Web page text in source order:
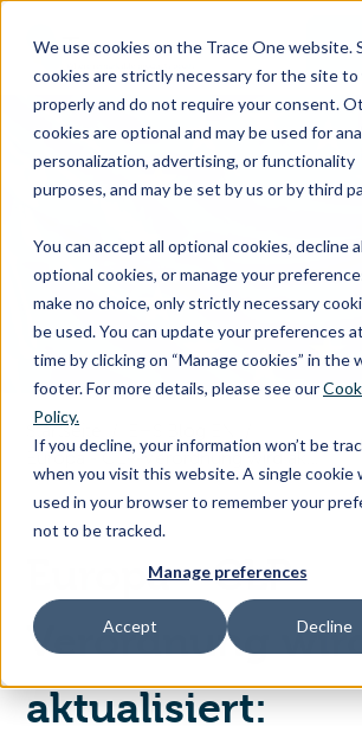
We use cookies on the Trace One website.
cookies are strictly necessary for the site to
properly and do not require your consent.
cookies are optional and may be used for
personalization, advertising, or functionality
purposes, and may be set by us or by third
You can accept all optional cookies, decline
optional cookies, or manage your
make no choice, only strictly necessary
be used. You can update your preferences
time by clicking on “Manage cookies” in the
footer. For more details, please see our
Policy.
If you decline, your information won’t be
when you visit this website. A single cookie
used in your browser to remember your
not to be tracked.
Manage preferences
Accept Decline
SKIP
CONTENT
Products & Features
Resources
About Us
Contact Us
Access Your Solution
Search
Startseite
Europa - CLP-Verordnung wird aktualisiert: Vorschlagsentwurf einer 23. ATP
Europa - CLP-
Verordnung
aktualisiert: